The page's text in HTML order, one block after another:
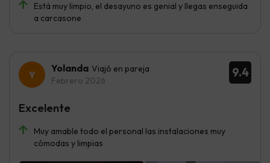
Está muy limpio, el desayuno es genial y llegas enseguida
a carcasone
9.4
Yolanda Viajó en pareja
Febrero 2026
Muy amable todo el personal las instalaciones muy
cómodas y limpias
Excelente